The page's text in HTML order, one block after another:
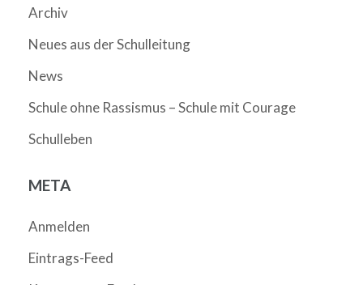
Archiv
Neues aus der Schulleitung
News
Schule ohne Rassismus – Schule mit Courage
Schulleben
META
Anmelden
Eintrags-Feed